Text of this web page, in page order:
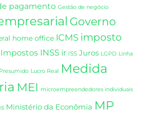
pagamento Gestão de negócio
Governo
home office ICMS imposto
Impostos INSS ir ISS Juros LGPD Linha
Lucro Real
Medida
MEI microempreendedores individuais
Ministério da Econômia MP